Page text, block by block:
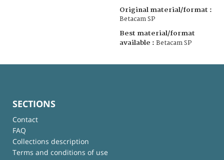
Original material/format :
Betacam SP
Best material/format
available : Betacam SP
SECTIONS
Contact
FAQ
Collections description
Terms and conditions of use